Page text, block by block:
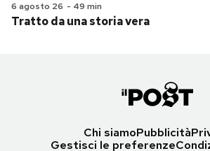
6 agosto 26 - 49 min
Tratto da una storia vera
Chi siamoPubblicità
Gestisci le preferenze